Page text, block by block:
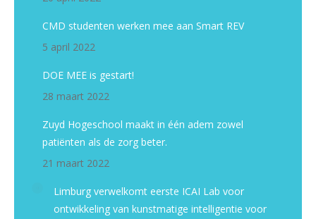
CMD studenten werken mee aan Smart REV
5 april 2022
DOE MEE is gestart!
28 maart 2022
Zuyd Hogeschool maakt in één adem zowel
patiënten als de zorg beter.
21 maart 2022
Limburg verwelkomt eerste ICAI Lab voor
ontwikkeling van kunstmatige intelligentie voor